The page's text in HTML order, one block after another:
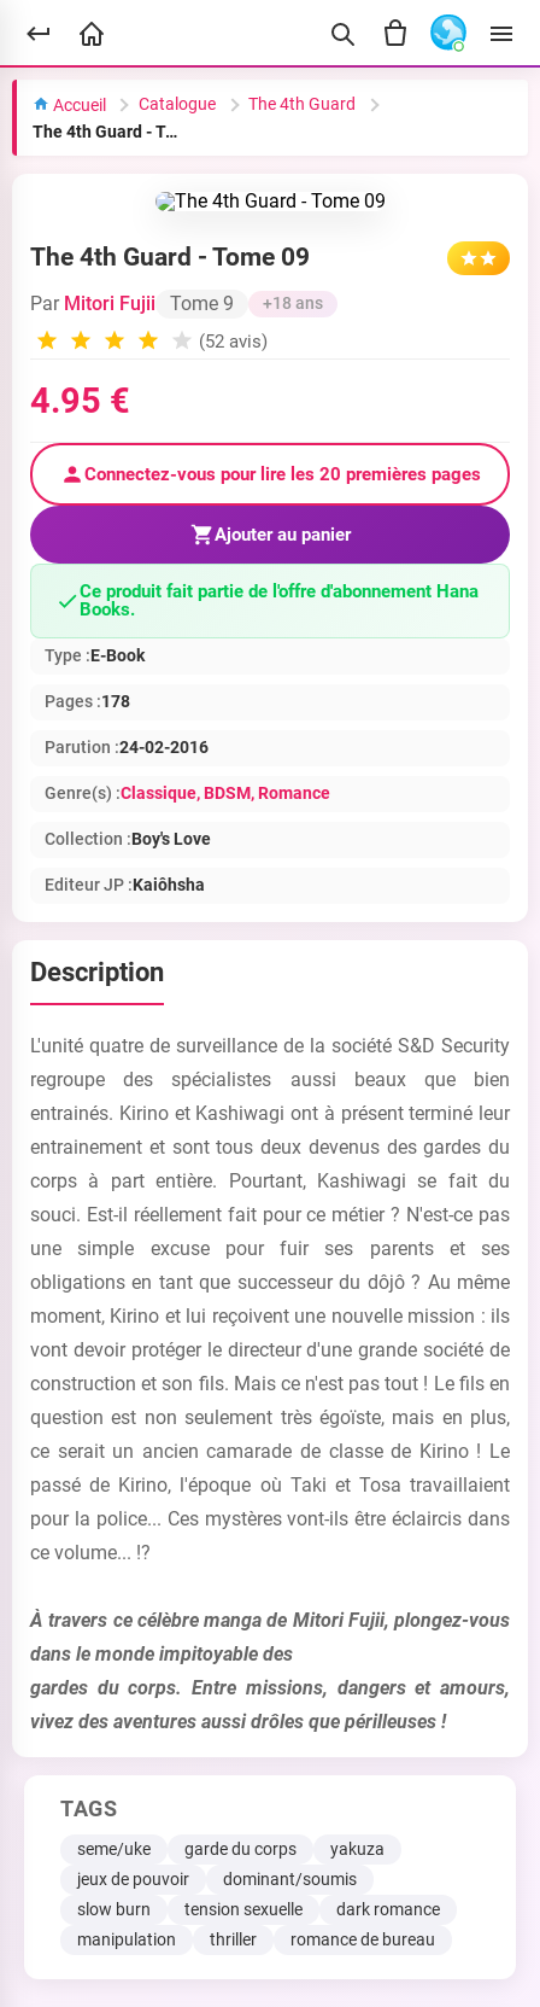
Accueil Catalogue
The 4th Guard
The 4th Guard - Tome 09
The 4th Guard - Tome 09
Par Mitori Fujii Tome 9 +18 ans
(52 avis)
4.95 €
Connectez-vous pour lire les 20 premières pages
Ajouter au panier
Ce produit fait partie de l'offre d'abonnement Hana
Books.
Type :E-Book
Pages :178
Parution :24-02-2016
Genre(s) :Classique, BDSM, Romance
Collection :Boy's Love
Editeur JP :Kaiôhsha
Description
L'unité quatre de surveillance de la société S&D Security
regroupe des spécialistes aussi beaux que bien
entrainés. Kirino et Kashiwagi ont à présent terminé leur
entrainement et sont tous deux devenus des gardes du
corps à part entière. Pourtant, Kashiwagi se fait du
souci. Est-il réellement fait pour ce métier ? N'est-ce pas
une simple excuse pour fuir ses parents et ses
obligations en tant que successeur du dôjô ? Au même
moment, Kirino et lui reçoivent une nouvelle mission : ils
vont devoir protéger le directeur d'une grande société de
construction et son fils. Mais ce n'est pas tout ! Le fils en
question est non seulement très égoïste, mais en plus,
ce serait un ancien camarade de classe de Kirino ! Le
passé de Kirino, l'époque où Taki et Tosa travaillaient
pour la police... Ces mystères vont-ils être éclaircis dans
ce volume... !?
À travers ce célèbre manga de Mitori Fujii, plongez-vous
dans le monde impitoyable des
gardes du corps. Entre missions, dangers et amours,
vivez des aventures aussi drôles que périlleuses !
TAGS
seme/uke garde du corps
yakuza
jeux de pouvoir
dominant/soumis
slow burn
tension sexuelle
dark romance
manipulation
thriller romance de bureau